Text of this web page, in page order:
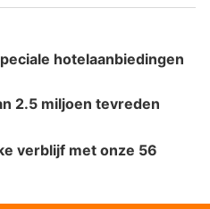
hotelaanbiedingen
2.5 miljoen tevreden
verblijf met onze 56